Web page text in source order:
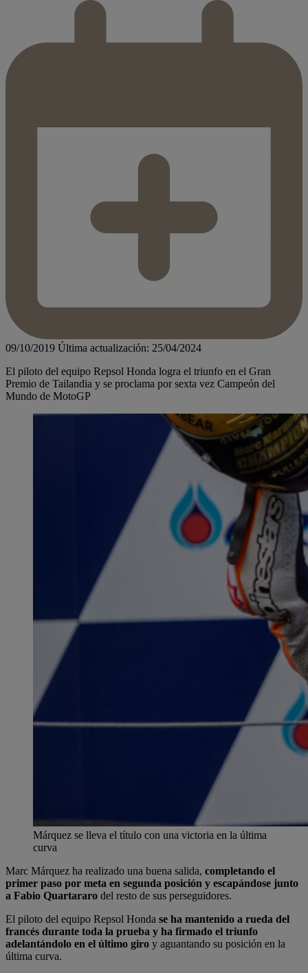
09/10/2019 Última actualización: 25/04/2024
El piloto del equipo Repsol Honda logra el triunfo en el Gran
Premio de Tailandia y se proclama por sexta vez Campeón del
Mundo de MotoGP
Márquez se lleva el título con una victoria en la última
curva
Marc Márquez ha realizado una buena salida, completando el
primer paso por meta en segunda posición y escapándose junto
a Fabio Quartararo del resto de sus perseguidores.
El piloto del equipo Repsol Honda se ha mantenido a rueda del
francés durante toda la prueba y ha firmado el triunfo
adelantándolo en el último giro y aguantando su posición en la
última curva.